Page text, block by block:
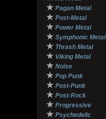
★ Pagan Metal
★ Post-Metal
★ Power Metal
★ Symphonic Metal
★ Thrash Metal
★ Viking Metal
★ Noise
★ Pop Punk
★ Post-Punk
★ Post-Rock
★ Progressive
★ Psychedelic